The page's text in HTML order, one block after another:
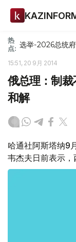
热
点: 选举-2026总统府
15:51, 20 9月 2014
俄总理：制
和解
哈通社阿斯塔纳9
韦杰夫日前表示，